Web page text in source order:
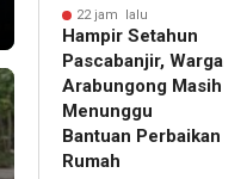
22 jam lalu
Hampir Setahun
Pascabanjir, Warga
Arabungong Masih
Menunggu
Bantuan Perbaikan
Rumah